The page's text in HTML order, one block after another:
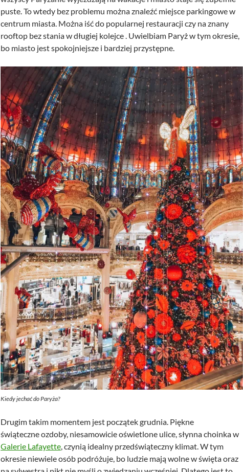
puste. To wtedy bez problemu można znaleźć miejsce parkingowe w
centrum miasta. Można iść do popularnej restauracji czy na znany
rooftop bez stania w długiej kolejce . Uwielbiam Paryż w tym okresie,
bo miasto jest spokojniejsze i bardziej przystępne.
Kiedy jechać do Paryża?
Drugim takim momentem jest początek grudnia. Piękne
świąteczne ozdoby, niesamowicie oświetlone ulice, słynna choinka w
Galerie Lafayette, czynią idealny przedświąteczny klimat. W tym
okresie niewiele osób podróżuje, bo ludzie mają wolne w święta oraz